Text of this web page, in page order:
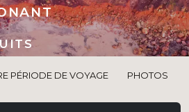
PÉRIODE DE VOYAGE PHOTOS